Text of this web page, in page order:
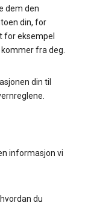
dem den
din, for
for eksempel
fra deg.
din til
informasjon vi
du